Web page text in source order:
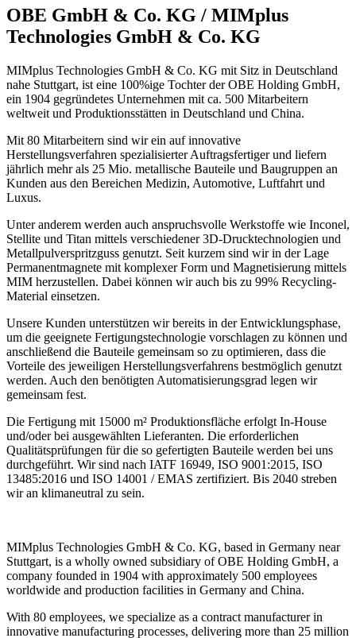
OBE GmbH & Co. KG / MIMplus
Technologies GmbH & Co. KG
MIMplus Technologies GmbH & Co. KG mit Sitz in Deutschland
nahe Stuttgart, ist eine 100%ige Tochter der OBE Holding GmbH,
ein 1904 gegründetes Unternehmen mit ca. 500 Mitarbeitern
weltweit und Produktionsstätten in Deutschland und China.
Mit 80 Mitarbeitern sind wir ein auf innovative
Herstellungsverfahren spezialisierter Auftragsfertiger und liefern
jährlich mehr als 25 Mio. metallische Bauteile und Baugruppen an
Kunden aus den Bereichen Medizin, Automotive, Luftfahrt und
Luxus.
Unter anderem werden auch anspruchsvolle Werkstoffe wie Inconel,
Stellite und Titan mittels verschiedener 3D-Drucktechnologien und
Metallpulverspritzguss genutzt. Seit kurzem sind wir in der Lage
Permanentmagnete mit komplexer Form und Magnetisierung mittels
MIM herzustellen. Dabei können wir auch bis zu 99% Recycling-
Material einsetzen.
Unsere Kunden unterstützen wir bereits in der Entwicklungsphase,
um die geeignete Fertigungstechnologie vorschlagen zu können und
anschließend die Bauteile gemeinsam so zu optimieren, dass die
Vorteile des jeweiligen Herstellungsverfahrens bestmöglich genutzt
werden. Auch den benötigten Automatisierungsgrad legen wir
gemeinsam fest.
Die Fertigung mit 15000 m² Produktionsfläche erfolgt In-House
und/oder bei ausgewählten Lieferanten. Die erforderlichen
Qualitätsprüfungen für die so gefertigten Bauteile werden bei uns
durchgeführt. Wir sind nach IATF 16949, ISO 9001:2015, ISO
13485:2016 und ISO 14001 / EMAS zertifiziert. Bis 2040 streben
wir an klimaneutral zu sein.
MIMplus Technologies GmbH & Co. KG, based in Germany near
Stuttgart, is a wholly owned subsidiary of OBE Holding GmbH, a
company founded in 1904 with approximately 500 employees
worldwide and production facilities in Germany and China.
With 80 employees, we specialize as a contract manufacturer in
innovative manufacturing processes, delivering more than 25 million